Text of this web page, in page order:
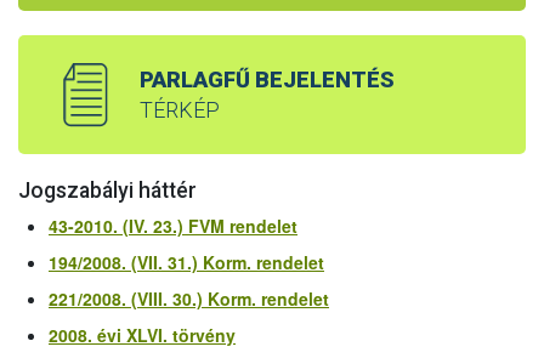
PARLAGFŰ BEJELENTÉS
TÉRKÉP
Jogszabályi háttér
43-2010. (IV. 23.) FVM rendelet
194/2008. (VII. 31.) Korm. rendelet
221/2008. (VIII. 30.) Korm. rendelet
2008. évi XLVI. törvény